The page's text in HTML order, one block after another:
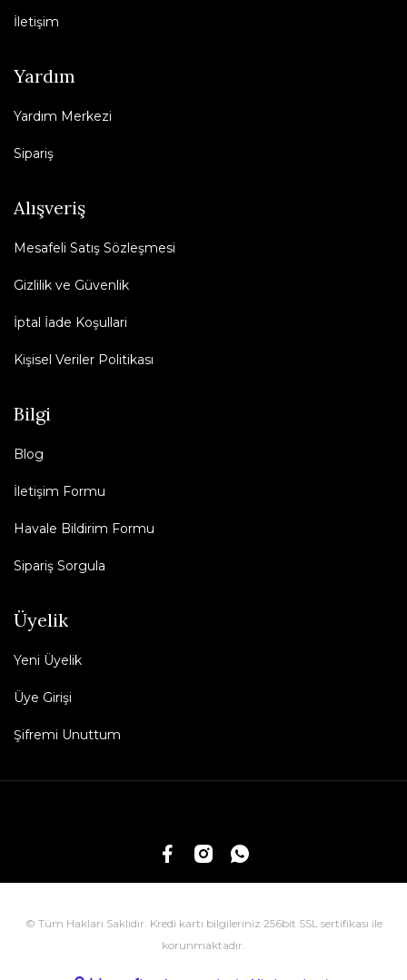
İletişim
Yardım
Yardım Merkezi
Sipariş
Alışveriş
Mesafeli Satış Sözleşmesi
Gizlilik ve Güvenlik
İptal İade Koşullari
Kişisel Veriler Politikası
Bilgi
Blog
İletişim Formu
Havale Bildirim Formu
Sipariş Sorgula
Üyelik
Yeni Üyelik
Üye Girişi
Şifremi Unuttum
© Tüm Hakları Saklıdır. Kredi kartı bilgileriniz 256bit SSL sertifikası ile
korunmaktadır.